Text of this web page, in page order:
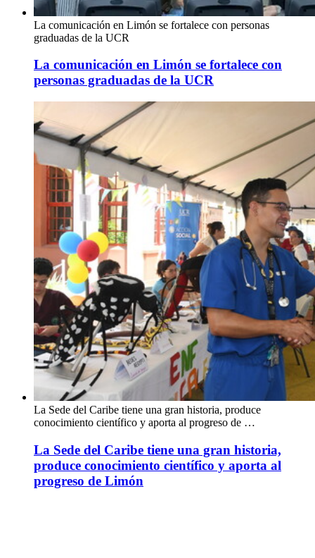
La comunicación en Limón se fortalece con personas
graduadas de la UCR
La comunicación en Limón se fortalece con
personas graduadas de la UCR
La Sede del Caribe tiene una gran historia, produce
conocimiento científico y aporta al progreso de …
La Sede del Caribe tiene una gran historia,
produce conocimiento científico y aporta al
progreso de Limón